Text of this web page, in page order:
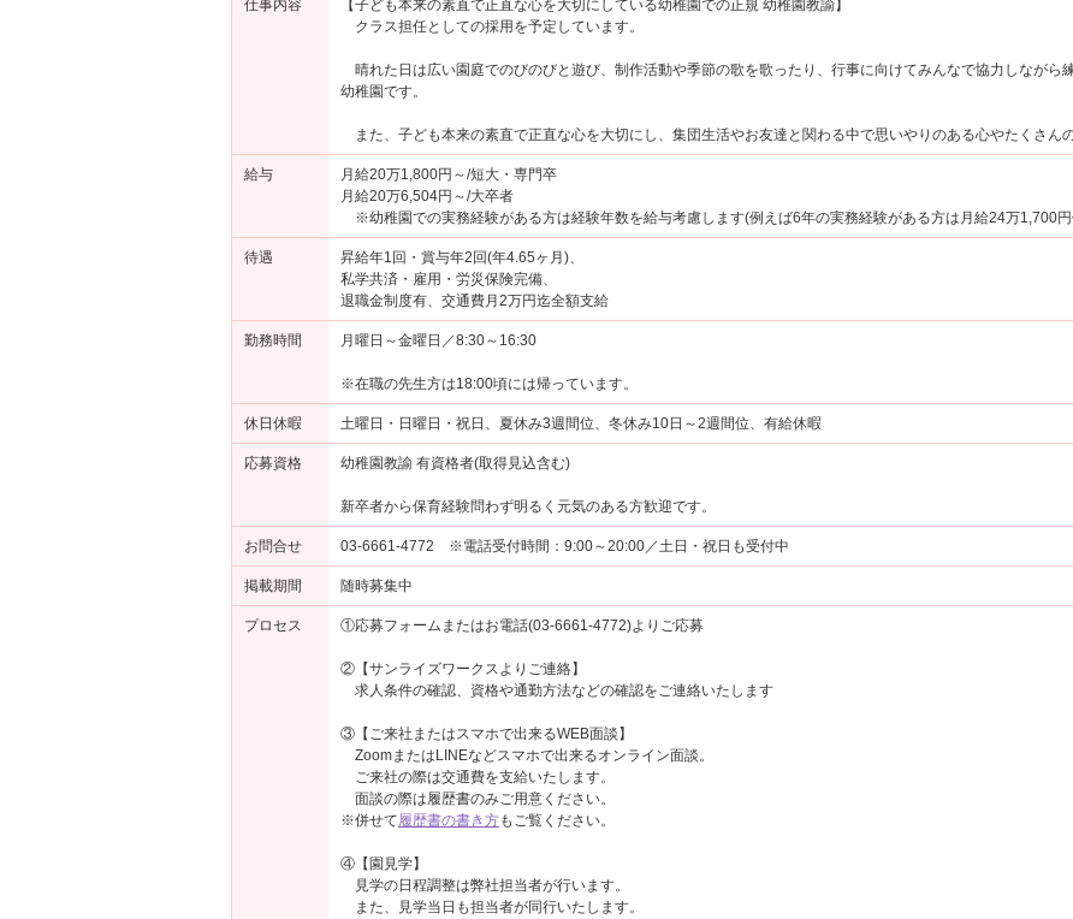
仕事内容
【子ども本来の素直で正直な心を大切にしている幼稚園での正規 幼稚園教諭】
クラス担任としての採用を予定しています。
晴れた日は広い園庭でのびのびと遊び、制作活動や季節の歌を歌ったり、行事に向けてみんなで協力しながら
幼稚園です。
また、子ども本来の素直で正直な心を大切にし、集団生活やお友達と関わる中で思いやりのある心やたくさん
給与
月給20万1,800円～/短大・専門卒
月給20万6,504円～/大卒者
※幼稚園での実務経験がある方は経験年数を給与考慮します(例えば6年の実務経験がある方は月給24万1,700
待遇
昇給年1回・賞与年2回(年4.65ヶ月)、
私学共済・雇用・労災保険完備、
退職金制度有、交通費月2万円迄全額支給
勤務時間 月曜日～金曜日／8:30～16:30
※在職の先生方は18:00頃には帰っています。
休日休暇 土曜日・日曜日・祝日、夏休み3週間位、冬休み10日～2週間位、有給休暇
応募資格 幼稚園教諭 有資格者(取得見込含む)
新卒者から保育経験問わず明るく元気のある方歓迎です。
お問合せ 03-6661-4772 ※電話受付時間：9:00～20:00／土日・祝日も受付中
掲載期間 随時募集中
プロセス ①応募フォームまたはお電話(03-6661-4772)よりご応募
②【サンライズワークスよりご連絡】
求人条件の確認、資格や通勤方法などの確認をご連絡いたします
③【ご来社またはスマホで出来るWEB面談】
ZoomまたはLINEなどスマホで出来るオンライン面談。
ご来社の際は交通費を支給いたします。
面談の際は履歴書のみご用意ください。
※併せて履歴書の書き方もご覧ください。
④【園見学】
見学の日程調整は弊社担当者が行います。
また、見学当日も担当者が同行いたします。